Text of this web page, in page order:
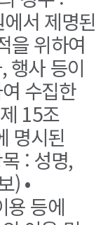
서 제명된
을 위하여
행사 등이
수집한
15조
명시된
: 성명,
) •
용 등에